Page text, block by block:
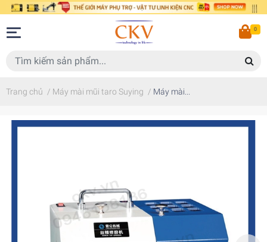
0
Trang chủ / Máy mài mũi taro Suying / Máy mài...